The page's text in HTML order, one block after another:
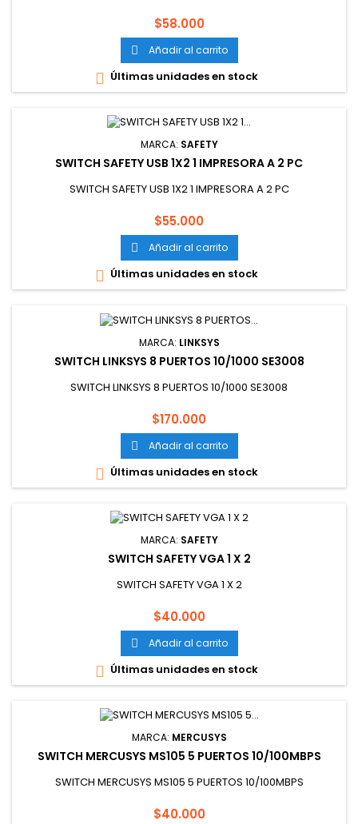
Precio
$58.000
 Añadir al carrito
 Últimas unidades en stock
MARCA: SAFETY
SWITCH SAFETY USB 1X2 1 IMPRESORA A 2 PC
SWITCH SAFETY USB 1X2 1 IMPRESORA A 2 PC
Precio
$55.000
 Añadir al carrito
 Últimas unidades en stock
MARCA: LINKSYS
SWITCH LINKSYS 8 PUERTOS 10/1000 SE3008
SWITCH LINKSYS 8 PUERTOS 10/1000 SE3008
Precio
$170.000
 Añadir al carrito
 Últimas unidades en stock
MARCA: SAFETY
SWITCH SAFETY VGA 1 X 2
SWITCH SAFETY VGA 1 X 2
Precio
$40.000
 Añadir al carrito
 Últimas unidades en stock
MARCA: MERCUSYS
SWITCH MERCUSYS MS105 5 PUERTOS 10/100MBPS
SWITCH MERCUSYS MS105 5 PUERTOS 10/100MBPS
Precio
$40.000